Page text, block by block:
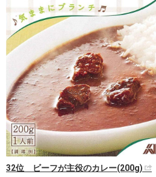
32位 ビーフが主役のカレー(200g)